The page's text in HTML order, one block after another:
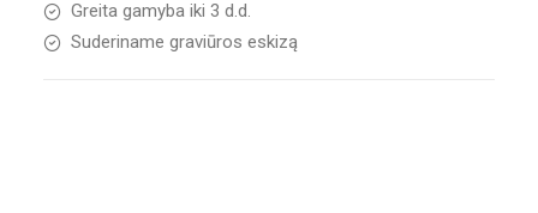
Greita gamyba iki 3 d.d.
Suderiname graviūros eskizą